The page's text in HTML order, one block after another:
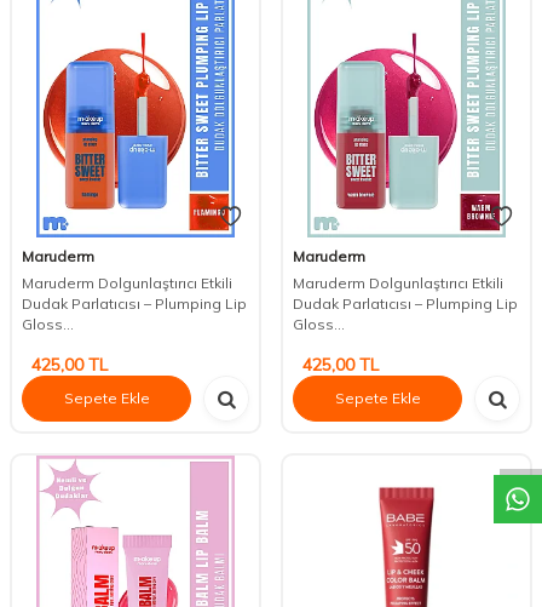
DESTEK
Maruderm
Maruderm Dolgunlaştırıcı Etkili
Dudak Parlatıcısı – Plumping Lip
Gloss...
425,00TL
Sepete Ekle
Maruderm
Maruderm Dolgunlaştırıcı Etkili
Dudak Parlatıcısı – Plumping Lip
Gloss...
425,00TL
Sepete Ekle